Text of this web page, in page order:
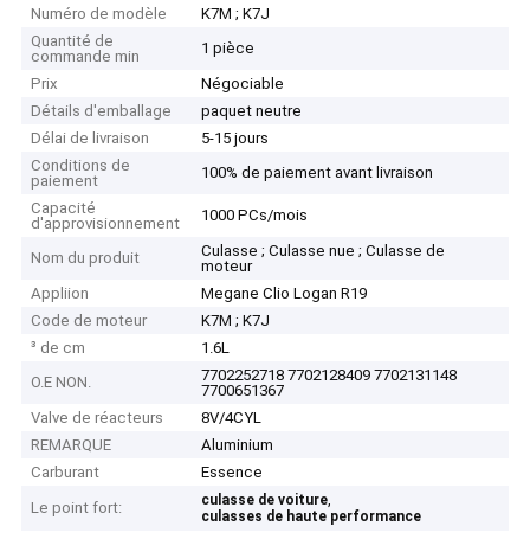
Numéro de modèle
K7M ; K7J
Quantité de
commande min
1 pièce
Prix
Négociable
Détails d'emballage
paquet neutre
Délai de livraison
5-15 jours
Conditions de
paiement
100% de paiement avant livraison
Capacité
d'approvisionnement
1000 PCs/mois
Nom du produit
Culasse ; Culasse nue ; Culasse de
moteur
Appliion
Megane Clio Logan R19
Code de moteur
K7M ; K7J
³ de cm
1.6L
O.E NON.
7702252718 7702128409 7702131148
7700651367
Valve de réacteurs
8V/4CYL
REMARQUE
Aluminium
Carburant
Essence
Le point fort:
culasse de voiture,
culasses de haute performance